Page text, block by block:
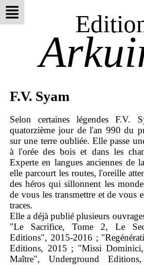
F.V. Syam
Selon certaines légendes F.V.
quatorzième jour de l'an 990 du
sur une terre oubliée. Elle passe
à l'orée des bois et dans les
Experte en langues anciennes de
elle parcourt les routes, l'oreille
des héros qui sillonnent les
de vous les transmettre et de vous
traces.
Elle a déjà publié plusieurs
"Le Sacrifice, Tome 2, Le
Editions", 2015-2016 ;
Editions, 2015 ; "Missi
Maître", Underground